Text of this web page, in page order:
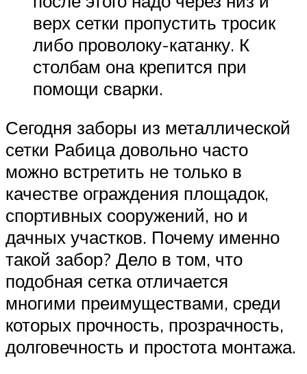
верх сетки пропустить тросик
либо проволоку-катанку. К
столбам она крепится при
помощи сварки.
Сегодня заборы из металлической
сетки Рабица довольно часто
можно встретить не только в
качестве ограждения площадок,
спортивных сооружений, но и
дачных участков. Почему именно
такой забор? Дело в том, что
подобная сетка отличается
многими преимуществами, среди
которых прочность, прозрачность,
долговечность и простота монтажа.